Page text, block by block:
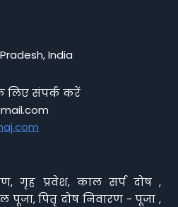
India
लिए संपर्क करें
गृह प्रवेश, काल सर्प दोष ,
पूजा, पितृ दोष निवारण - पूजा ,